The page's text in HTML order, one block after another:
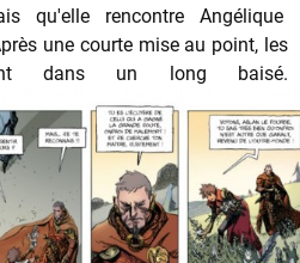
qu'elle rencontre Angélique
une courte mise au point, les
dans un long baisé.